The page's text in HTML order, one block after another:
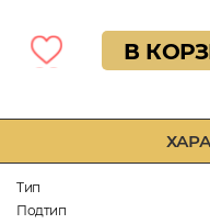
Тип
Подтип
В